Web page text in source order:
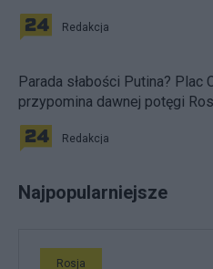
Redakcja
Parada słabości Putina? Plac
przypomina dawnej potęgi
Redakcja
Najpopularniejsze
Rosja